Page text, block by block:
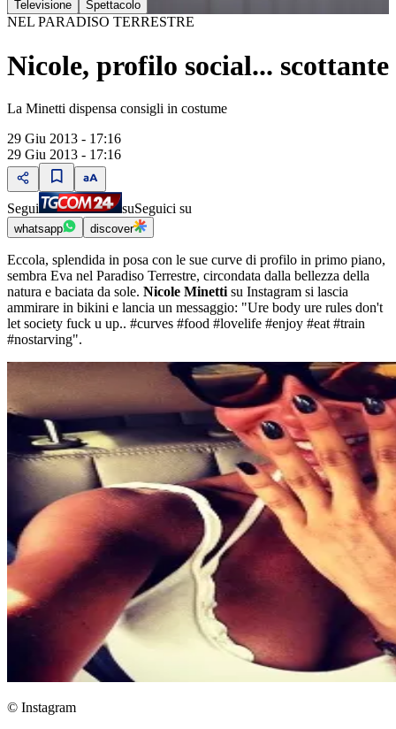
Televisione Spettacolo
NEL PARADISO TERRESTRE
Nicole, profilo social... scottante
La Minetti dispensa consigli in costume
29 Giu 2013 - 17:16
29 Giu 2013 - 17:16
Segui suSeguici su
whatsapp discover
Eccola, splendida in posa con le sue curve di profilo in primo piano,
sembra Eva nel Paradiso Terrestre, circondata dalla bellezza della
natura e baciata da sole. Nicole Minetti su Instagram si lascia
ammirare in bikini e lancia un messaggio: "Ure body ure rules don't
let society fuck u up.. #curves #food #lovelife #enjoy #eat #train
#nostarving".
© Instagram